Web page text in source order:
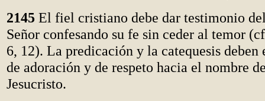
2145 El fiel cristiano debe dar testimonio
Señor confesando su fe sin ceder al temor
6, 12). La predicación y la catequesis deben
de adoración y de respeto hacia el nombre
Jesucristo.